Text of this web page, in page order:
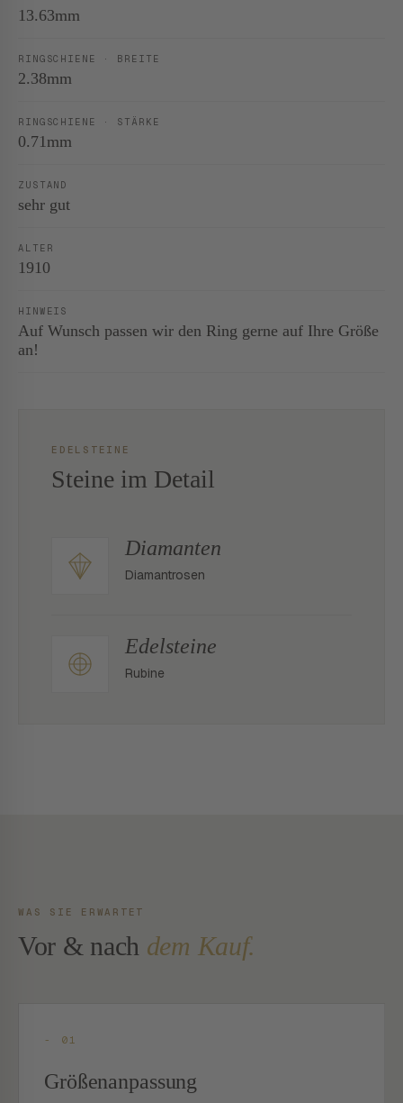
13.63mm
RINGSCHIENE · BREITE
2.38mm
RINGSCHIENE · STÄRKE
0.71mm
ZUSTAND
sehr gut
ALTER
1910
HINWEIS
Auf Wunsch passen wir den Ring gerne auf Ihre Größe
an!
EDELSTEINE
Steine im Detail
Diamanten
Diamantrosen
Edelsteine
Rubine
WAS SIE ERWARTET
Vor & nach dem Kauf.
- 01
Größenanpassung